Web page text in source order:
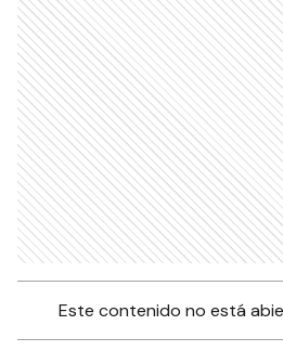
Este contenido no está